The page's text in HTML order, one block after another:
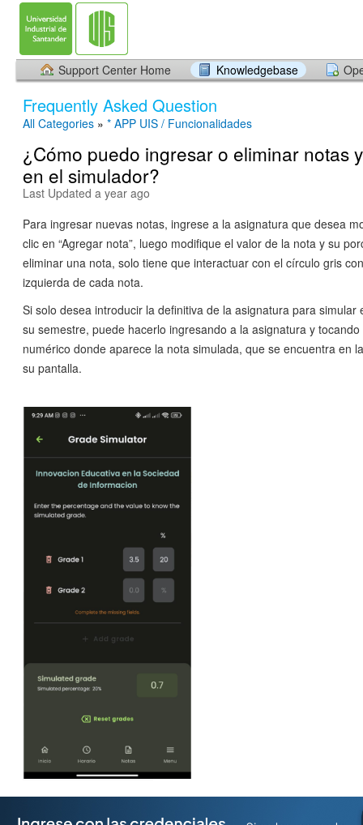
Support Center Home Knowledgebase
Frequently Asked Question
All Categories » * APP UIS / Funcionalidades
¿Cómo puedo ingresar o eliminar notas
en el simulador?
Last Updated a year ago
Para ingresar nuevas notas, ingrese a la asignatura que desea
clic en “Agregar nota”, luego modifique el valor de la nota y su
eliminar una nota, solo tiene que interactuar con el círculo gris
izquierda de cada nota.
Si solo desea introducir la definitiva de la asignatura para simular
su semestre, puede hacerlo ingresando a la asignatura y
numérico donde aparece la nota simulada, que se encuentra en
su pantalla.